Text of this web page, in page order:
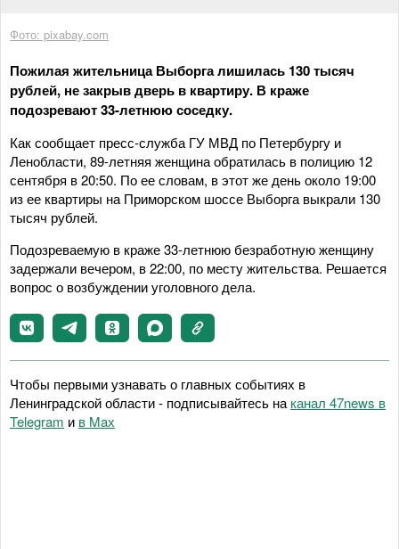
Фото: pixabay.com
Пожилая жительница Выборга лишилась 130 тысяч
рублей, не закрыв дверь в квартиру. В краже
подозревают 33-летнюю соседку.
Как сообщает пресс-служба ГУ МВД по Петербургу и
Ленобласти, 89-летняя женщина обратилась в полицию 12
сентября в 20:50. По ее словам, в этот же день около 19:00
из ее квартиры на Приморском шоссе Выборга выкрали 130
тысяч рублей.
Подозреваемую в краже 33-летнюю безработную женщину
задержали вечером, в 22:00, по месту жительства. Решается
вопрос о возбуждении уголовного дела.
Чтобы первыми узнавать о главных событиях в
Ленинградской области - подписывайтесь на канал 47news в
Telegram и в Maх